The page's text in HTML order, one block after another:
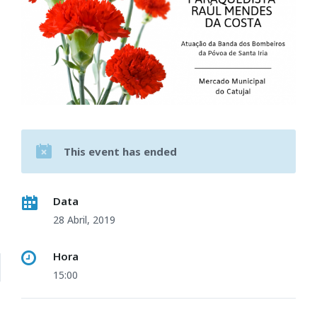
This event has ended
Data
28 Abril, 2019
Hora
15:00